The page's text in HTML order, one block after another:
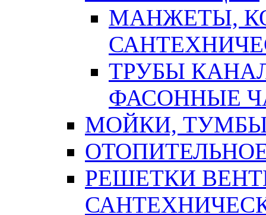
МАНЖЕТЫ,
ТРУБЫ
ФАСОННЫЕ
МОЙКИ,
РЕШЕТКИ